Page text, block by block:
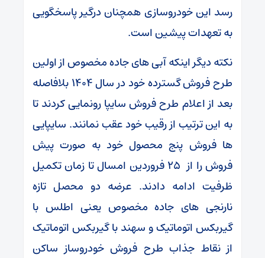
رسد این خودروسازی همچنان درگیر پاسخگویی
به تعهدات پیشین است.
نکته دیگر اینکه آبی های جاده مخصوص از اولین
طرح فروش گسترده خود در سال ۱۴۰۴ بلافاصله
بعد از اعلام طرح فروش سایپا رونمایی کردند تا
به این ترتیب از رقیب خود عقب نمانند. سایپایی
ها فروش پنج محصول خود به صورت پیش
فروش را از ۲۵ فروردین امسال تا زمان تکمیل
ظرفیت ادامه دادند. عرضه دو محصل تازه
نارنجی های جاده مخصوص یعنی اطلس با
گیربکس اتوماتیک و سهند با گیربکس اتوماتیک
از نقاط جذاب طرح فروش خودروساز ساکن